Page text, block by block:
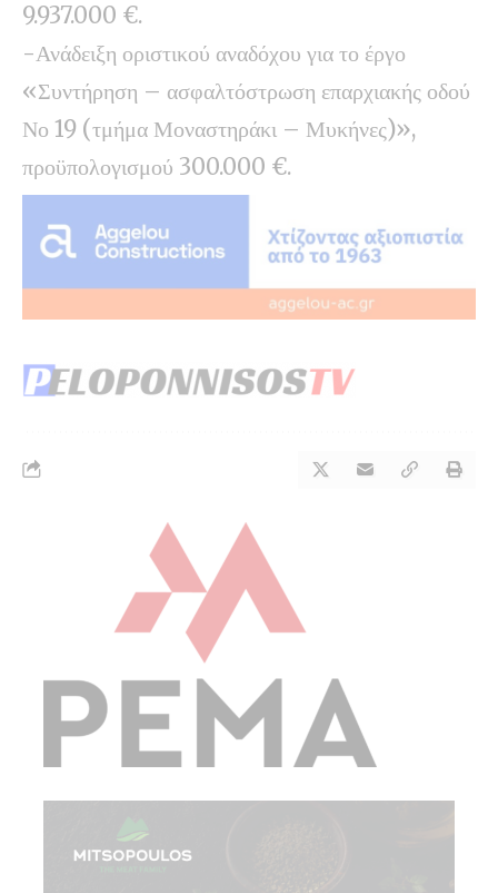
9.937.000 €.
-Ανάδειξη οριστικού αναδόχου για το έργο
«Συντήρηση – ασφαλτόστρωση επαρχιακής οδού
Νο 19 (τμήμα Μοναστηράκι – Μυκήνες)»,
προϋπολογισμού 300.000 €.